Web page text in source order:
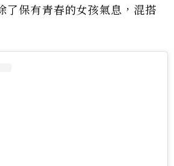
了保有青春的女孩氣息，混搭